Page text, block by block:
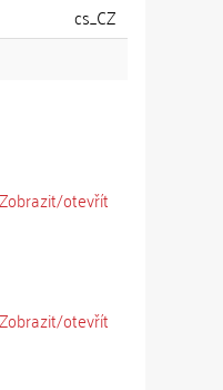
cs_CZ
Zobrazit/otevřít
Zobrazit/otevřít